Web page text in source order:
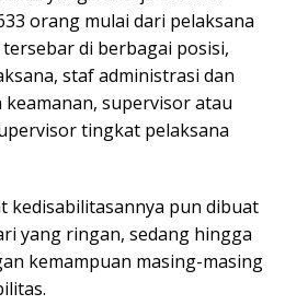
orang mulai dari pelaksana
di berbagai posisi,
staf administrasi dan
supervisor atau
tingkat pelaksana
kedisabilitasannya pun dibuat
yang ringan, sedang hingga
kemampuan masing-masing